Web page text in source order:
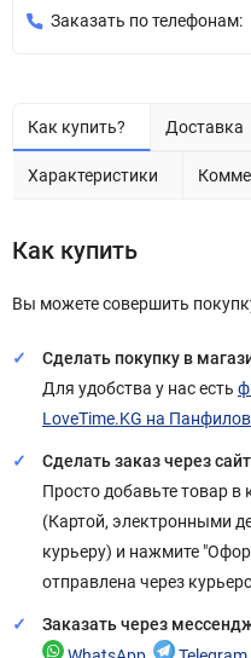
Заказать по телефонам:
Как купить? Доставка
Характеристики
Как купить
Вы можете совершить
Сделать покупку в
Для удобства у нас есть
LoveTime.KG на
Сделать заказ через сайт
Просто добавьте товар в
(Картой, электронными
курьеру) и нажмите
отправлена через
Заказать через